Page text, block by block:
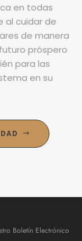
en todas
al cuidar de
de manera
próspero
para las
en su
Boletín Electrónico